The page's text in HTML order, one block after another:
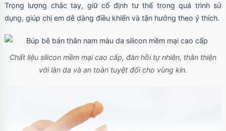
Trọng lượng chắc tay, giữ cố định tư thế trong quá trình sử
dụng, giúp chị em dễ dàng điều khiển và tận hưởng theo ý thích.
Chất liệu silicon mềm mại cao cấp, đàn hồi tự nhiên, thân thiện
với làn da và an toàn tuyệt đối cho vùng kín.